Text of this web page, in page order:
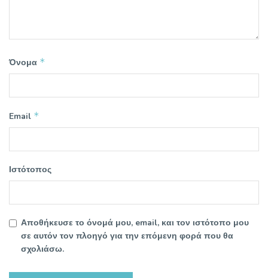
Όνομα *
Email *
Ιστότοπος
Αποθήκευσε το όνομά μου, email, και τον ιστότοπο μου
σε αυτόν τον πλοηγό για την επόμενη φορά που θα
σχολιάσω.